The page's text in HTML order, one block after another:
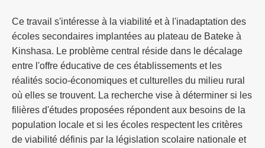
Ce travail s'intéresse à la viabilité et à l'inadaptation des
écoles secondaires implantées au plateau de Bateke à
Kinshasa. Le problème central réside dans le décalage
entre l'offre éducative de ces établissements et les
réalités socio-économiques et culturelles du milieu rural
où elles se trouvent. La recherche vise à déterminer si les
filières d'études proposées répondent aux besoins de la
population locale et si les écoles respectent les critères
de viabilité définis par la législation scolaire nationale et